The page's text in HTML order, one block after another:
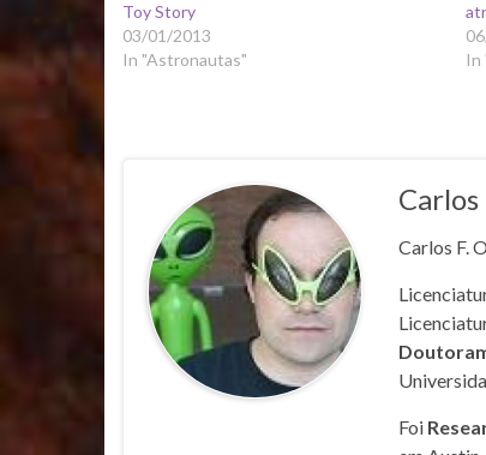
Toy Story
03/01/2013
In "Astronautas"
In
Carlos F.
Foi